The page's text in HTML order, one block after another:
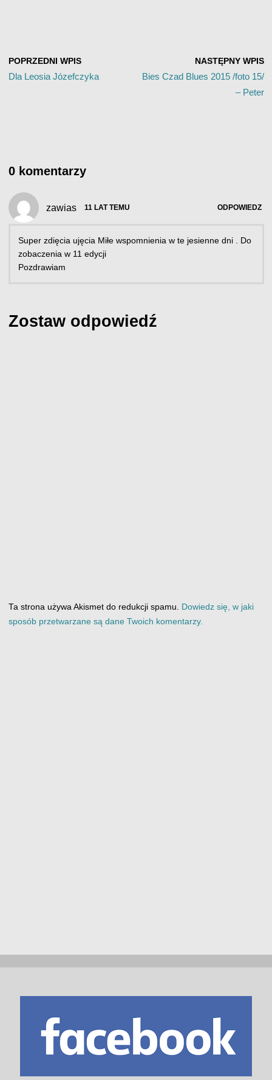
POPRZEDNI WPIS
Dla Leosia Józefczyka
NASTĘPNY WPIS
Bies Czad Blues 2015 /foto 15/
– Peter
0 komentarzy
zawias 11 LAT TEMU ODPOWIEDZ
Super zdięcia ujęcia Miłe wspomnienia w te jesienne dni . Do
zobaczenia w 11 edycji
Pozdrawiam
Zostaw odpowiedź
Ta strona używa Akismet do redukcji spamu. Dowiedz się, w jaki
sposób przetwarzane są dane Twoich komentarzy.